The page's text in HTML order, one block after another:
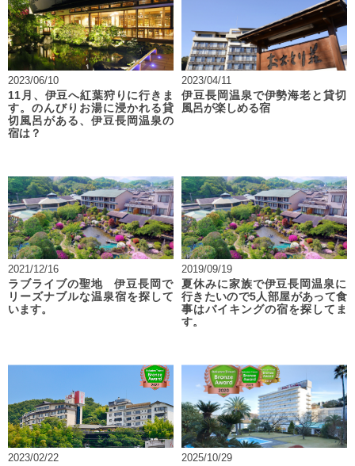
2023/06/10
11月、伊豆へ紅葉狩りに行きま
す。のんびりお湯に浸かれる貸
切風呂がある、伊豆長岡温泉の
宿は？
2023/04/11
伊豆長岡温泉で伊勢海老と貸切
風呂が楽しめる宿
2021/12/16
ラブライブの聖地 伊豆長岡で
リーズナブルな温泉宿を探して
います。
2019/09/19
夏休みに家族で伊豆長岡温泉に
行きたいので5人部屋があって食
事はバイキングの宿を探してま
す。
2023/02/22
2025/10/29